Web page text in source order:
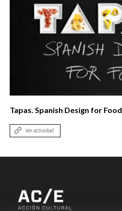
Tapas. Spanish Design for Food
Ver actividad